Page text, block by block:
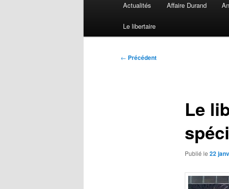
Actualités Affaire Durand
Le libertaire
Navigation
← Précédent
Le
Publié le 22